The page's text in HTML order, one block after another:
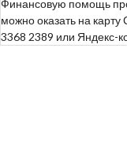
Финансовую помощь
можно оказать на
3368 2389 или Яндекс-